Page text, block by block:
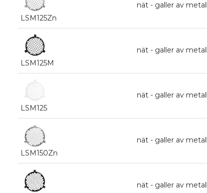
LSM125Zn
nät - galler av
LSM125M
nät - galler av
LSM125
nät - galler av
LSM150Zn
nät - galler av
nät - galler av